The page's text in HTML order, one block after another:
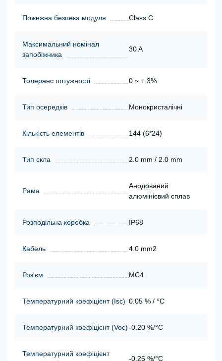
Пожежна безпека модуля Class C
Максимальний номінал
запобіжника
30 A
Толеранс потужності 0 ~ + 3%
Тип осередків Монокристалічні
Кількість елементів 144 (6*24)
Тип скла 2.0 mm / 2.0 mm
Рама
Анодований
алюмінієвий сплав
Розподільна коробка IP68
Кабель 4.0 mm2
Роз'єм MC4
Температурний коефіцієнт (Isc) 0.05 % / °C
Температурний коефіцієнт (Voc)-0.20 %/°C
Температурний коефіцієнт
-0.26 %/°C